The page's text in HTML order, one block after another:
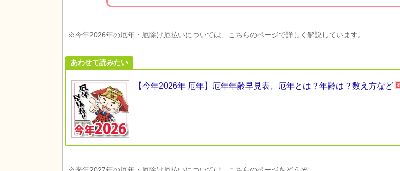
※今年2026年の厄年・厄除け厄払いについては、こちらのページで詳しく解説しています。
あわせて読みたい
【今年2026年 厄年】厄年年齢早見表、厄年とは？年齢は？数え方など